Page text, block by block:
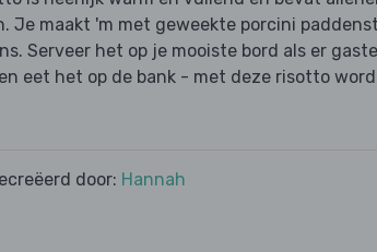
Je maakt 'm met geweekte porcini
Serveer het op je mooiste bord als er
eet het op de bank - met deze risotto
door: Hannah